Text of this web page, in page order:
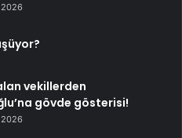
vekillerden
gövde gösterisi!